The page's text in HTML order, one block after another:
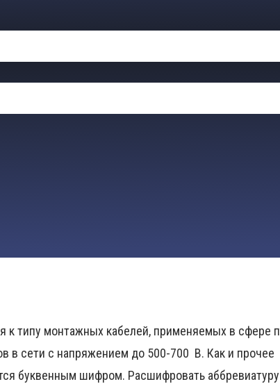
типу монтажных кабелей, применяемых в сфере
в сети с напряжением до 500-700 В. Как и прочее
буквенным шифром. Расшифровать